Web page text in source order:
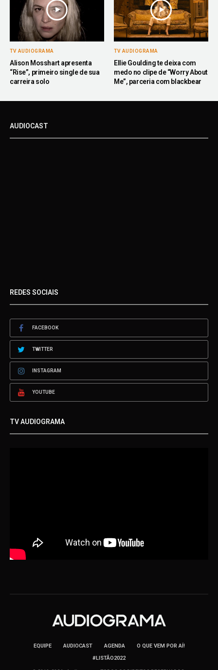
TV AUDIOGRAMA
Alison Mosshart apresenta
“Rise”, primeiro single de sua
carreira solo
TV AUDIOGRAMA
Ellie Goulding te deixa com
medo no clipe de “Worry About
Me”, parceria com blackbear
AUDIOCAST
REDES SOCIAIS
FACEBOOK
TWITTER
INSTAGRAM
YOUTUBE
TV AUDIOGRAMA
EQUIPE AUDIOCAST AGENDA
O QUE VEM POR AÍ!
#LISTÃO2022